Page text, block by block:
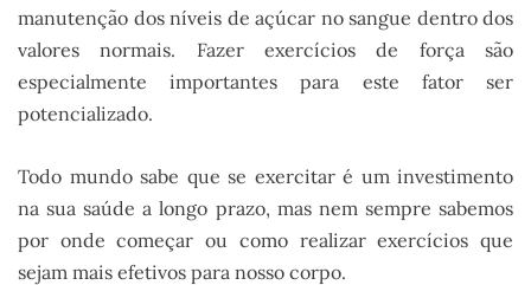
manutenção dos níveis de açúcar no sangue dentro dos
valores normais. Fazer exercícios de força são
especialmente importantes para este fator ser
potencializado.
Todo mundo sabe que se exercitar é um investimento
na sua saúde a longo prazo, mas nem sempre sabemos
por onde começar ou como realizar exercícios que
sejam mais efetivos para nosso corpo.